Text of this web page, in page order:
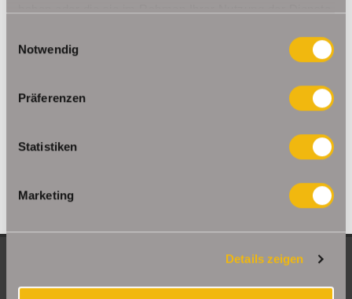
Notwendig
Präferenzen
Statistiken
Marketing
Details zeigen
Tonna / Gräfentonna Udestedt
kaufen Am Ettersberg
Immobilien Am
Einfamilienhäuser Am
Ettersberg